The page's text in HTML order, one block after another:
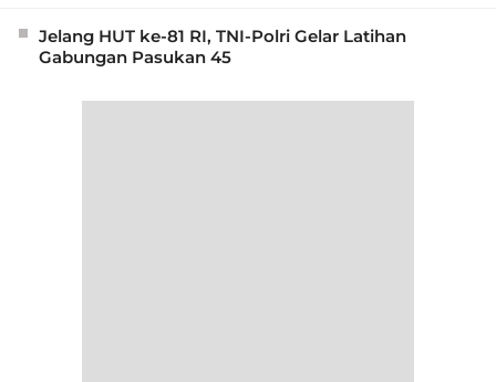
Jelang HUT ke-81 RI, TNI-Polri Gelar Latihan
Gabungan Pasukan 45